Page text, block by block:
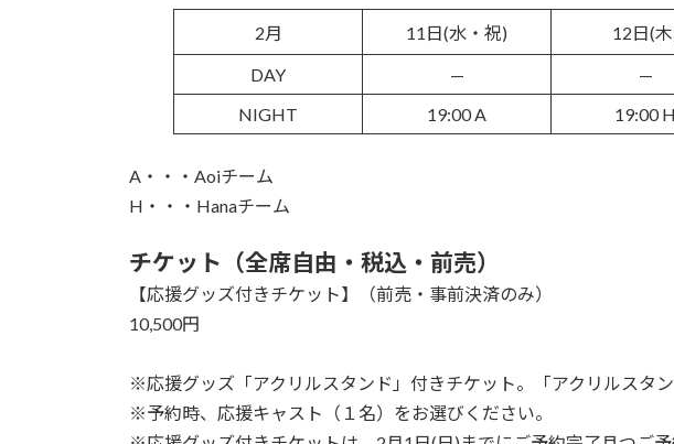
2月 11日(水・祝) 12日(
DAY
— —
NIGHT
19:00 A 19:00 H
A・・・Aoiチーム
H・・・Hanaチーム
チケット（全席自由・税込・前売）
【応援グッズ付きチケット】（前売・事前決済のみ）
10,500円
※応援グッズ「アクリルスタンド」付きチケット。「アクリルスタ
※予約時、応援キャスト（１名）をお選びください。